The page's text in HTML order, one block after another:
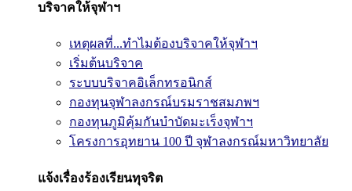
บริจาคให้จุฬาฯ
เหตุผลที่...ทำไมต้องบริจาคให้จุฬาฯ
เริ่มต้นบริจาค
ระบบบริจาคอิเล็กทรอนิกส์
กองทุนจุฬาลงกรณ์บรมราชสมภพฯ
กองทุนภูมิคุ้มกันบำบัดมะเร็งจุฬาฯ
โครงการอุทยาน 100 ปี จุฬาลงกรณ์มหาวิทยาลัย
แจ้งเรื่องร้องเรียนทุจริต